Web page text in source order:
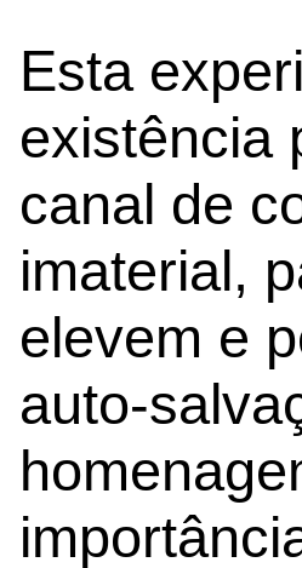
Esta
existência
canal de
imaterial,
elevem e
auto-